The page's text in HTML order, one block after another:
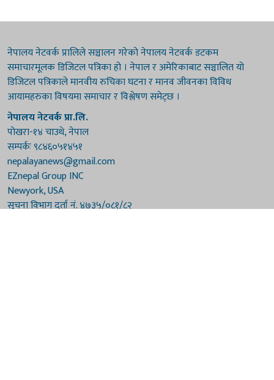
नेपालय नेटवर्क प्रालिले सञ्चालन गरेको नेपालय नेटवर्क डटकम
समाचारमूलक डिजिटल पत्रिका हो । नेपाल र अमेरिकाबाट सञ्चालित यो
डिजिटल पत्रिकाले मानवीय रुचिका घटना र मानव जीवनका विविध
आयामहरुका विषयमा समाचार र विश्लेषण समेट्छ ।
नेपालय नेटवर्क प्रा.लि.
पोखरा-१४ चाउथे, नेपाल
सम्पर्कः ९८४६०५१४५१
nepalayanews@gmail.com
EZnepal Group INC
Newyork, USA
सूचना विभाग दर्ता नं. ४७३५/०८१/८२